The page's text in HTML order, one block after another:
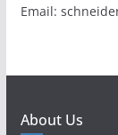
Email:
About Us